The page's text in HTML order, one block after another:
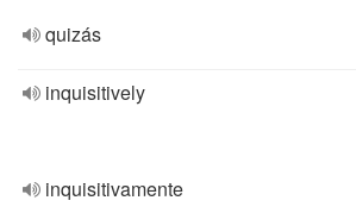
quizás
inquisitively
inquisitivamente